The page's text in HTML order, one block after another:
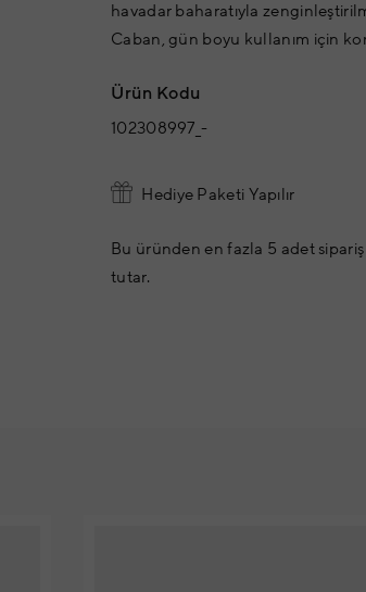
havadar baharatıyla
Caban, gün boyu kullanım için
Ürün Kodu
102308997_-
Hediye Paketi Yapılır
Bu üründen en fazla 5 adet
tutar.